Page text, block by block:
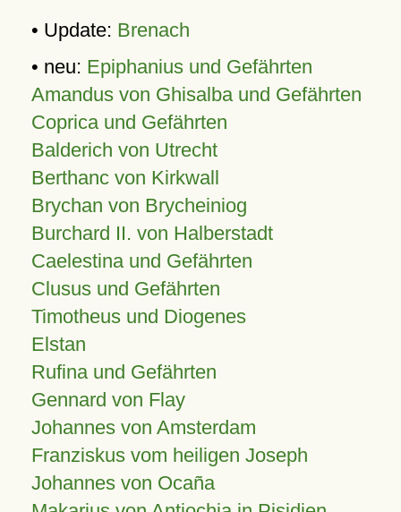
• Update: Brenach
• neu: Epiphanius und Gefährten
Amandus von Ghisalba und Gefährten
Coprica und Gefährten
Balderich von Utrecht
Berthanc von Kirkwall
Brychan von Brycheiniog
Burchard II. von Halberstadt
Caelestina und Gefährten
Clusus und Gefährten
Timotheus und Diogenes
Elstan
Rufina und Gefährten
Gennard von Flay
Johannes von Amsterdam
Franziskus vom heiligen Joseph
Johannes von Ocaña